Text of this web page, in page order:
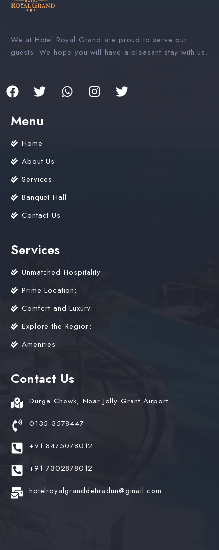
We at Hotel Royal Grand are proud to serve our
guests. We hope you will have a pleasant stay with us.
Menu
Home
About Us
Services
Banquet Hall
Contact Us
Services
Unmatched Hospitality:
Prime Location:
Comfort and Luxury:
Explore the Region:
Amenities:
Contact Us
Durga Chowk, Near Jolly Grant Airport.
0135-3578447
+91 8475078012
+91 7302878012
hotelroyalgranddehradun@gmail.com